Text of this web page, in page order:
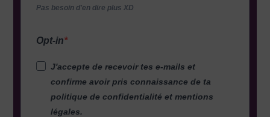
Pas besoin d'en dire plus XD
Opt-in
J'accepte de recevoir tes e-mails et
confirme avoir pris connaissance de ta
politique de confidentialité et mentions
légales.